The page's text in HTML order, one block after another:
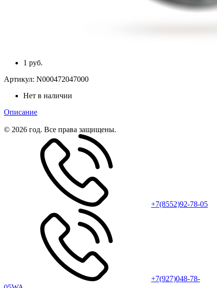
1 руб.
Артикул: N000472047000
Нет в наличии
Описание
© 2026 год. Все права защищены.
+7(8552)92-78-05
+7(927)048-78-